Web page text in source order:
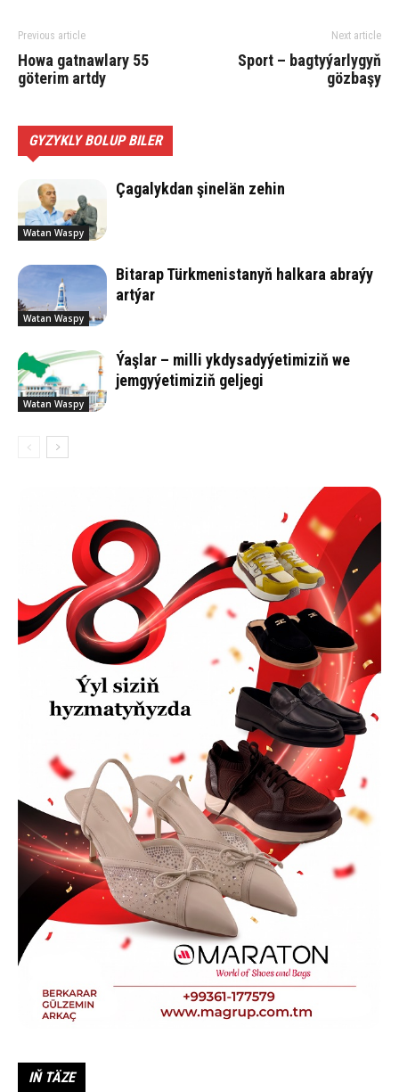
Previous article
Howa gatnawlary 55
göterim artdy
Next article
Sport – bagtyýarlygyň
gözbaşy
GYZYKLY BOLUP BILER
Watan Waspy
Çagalykdan şinelän zehin
Watan Waspy
Bitarap Türkmenistanyň halkara abraýy
artýar
Watan Waspy
Ýaşlar – milli ykdysadyýetimiziň we
jemgyýetimiziň geljegi
IŇ TÄZE